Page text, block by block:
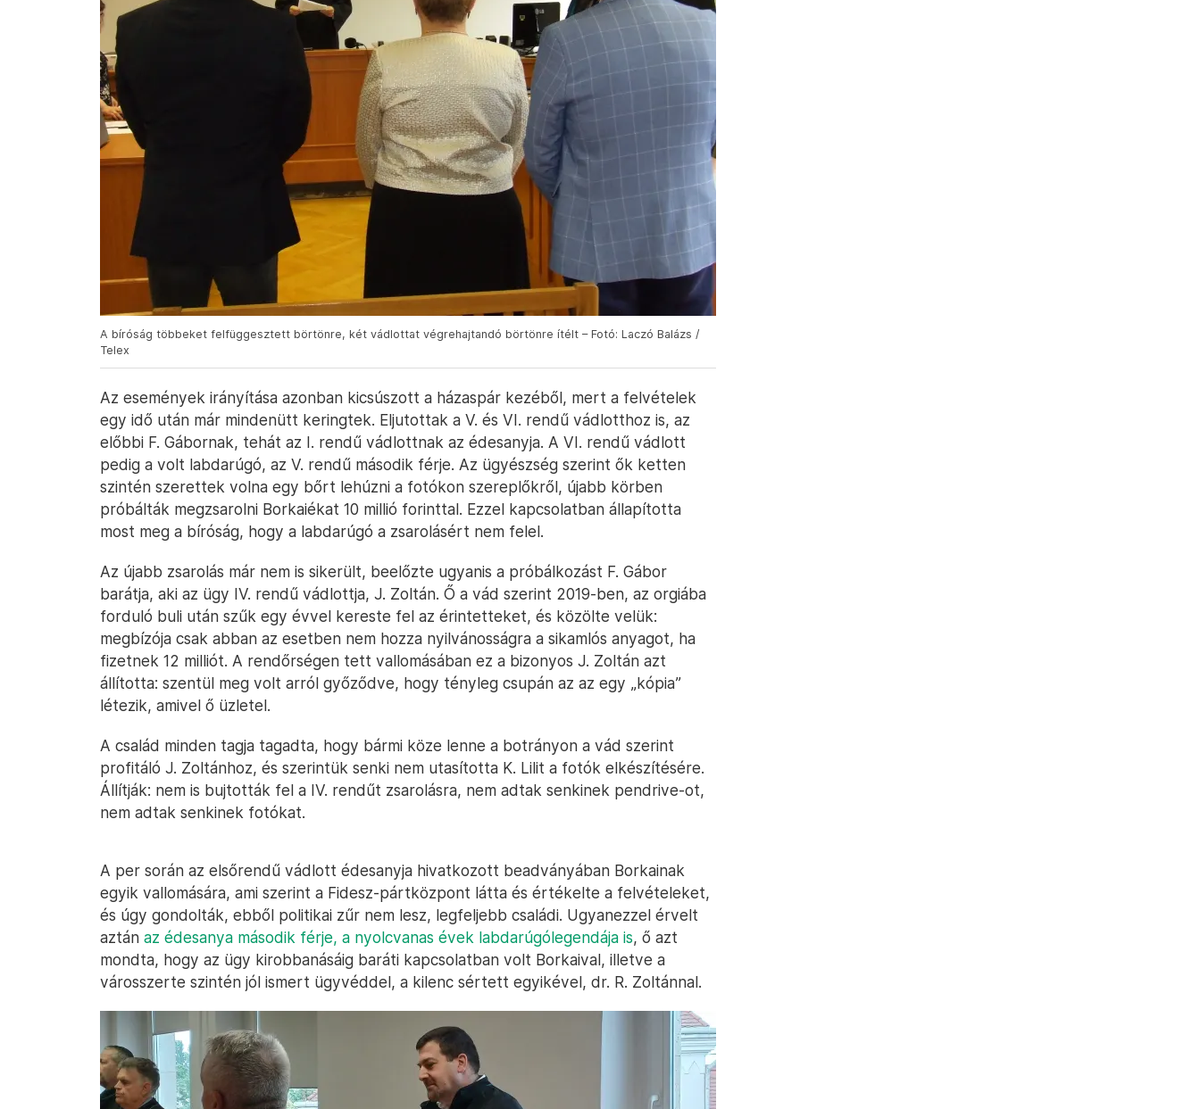
A bíróság többeket felfüggesztett börtönre, két vádlottat végrehajtandó börtönre ítélt – Fotó: Laczó Balázs /
Telex
Az események irányítása azonban kicsúszott a házaspár kezéből, mert a felvételek
egy idő után már mindenütt keringtek. Eljutottak a V. és VI. rendű vádlotthoz is, az
előbbi F. Gábornak, tehát az I. rendű vádlottnak az édesanyja. A VI. rendű vádlott
pedig a volt labdarúgó, az V. rendű második férje. Az ügyészség szerint ők ketten
szintén szerettek volna egy bőrt lehúzni a fotókon szereplőkről, újabb körben
próbálták megzsarolni Borkaiékat 10 millió forinttal. Ezzel kapcsolatban állapította
most meg a bíróság, hogy a labdarúgó a zsarolásért nem felel.
Az újabb zsarolás már nem is sikerült, beelőzte ugyanis a próbálkozást F. Gábor
barátja, aki az ügy IV. rendű vádlottja, J. Zoltán. Ő a vád szerint 2019-ben, az orgiába
forduló buli után szűk egy évvel kereste fel az érintetteket, és közölte velük:
megbízója csak abban az esetben nem hozza nyilvánosságra a sikamlós anyagot, ha
fizetnek 12 milliót. A rendőrségen tett vallomásában ez a bizonyos J. Zoltán azt
állította: szentül meg volt arról győződve, hogy tényleg csupán az az egy „kópia”
létezik, amivel ő üzletel.
A család minden tagja tagadta, hogy bármi köze lenne a botrányon a vád szerint
profitáló J. Zoltánhoz, és szerintük senki nem utasította K. Lilit a fotók elkészítésére.
Állítják: nem is bujtották fel a IV. rendűt zsarolásra, nem adtak senkinek pendrive-ot,
nem adtak senkinek fotókat.
A per során az elsőrendű vádlott édesanyja hivatkozott beadványában Borkainak
egyik vallomására, ami szerint a Fidesz-pártközpont látta és értékelte a felvételeket,
és úgy gondolták, ebből politikai zűr nem lesz, legfeljebb családi. Ugyanezzel érvelt
aztán az édesanya második férje, a nyolcvanas évek labdarúgólegendája is, ő azt
mondta, hogy az ügy kirobbanásáig baráti kapcsolatban volt Borkaival, illetve a
városszerte szintén jól ismert ügyvéddel, a kilenc sértett egyikével, dr. R. Zoltánnal.